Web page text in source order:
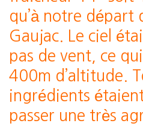
qu’à notre départ
Gaujac. Le ciel
pas de vent, ce
400m d’altitude.
ingrédients
passer une très